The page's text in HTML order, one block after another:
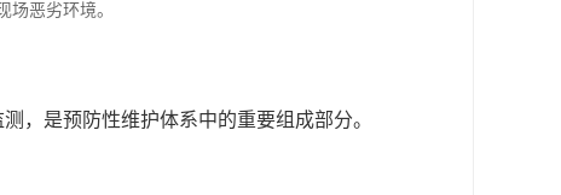
恶劣环境。
，是预防性维护体系中的重要组成部分。